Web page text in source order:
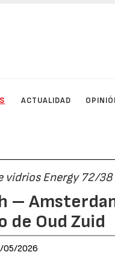
ACTUALIDAD
vidrios Energy 72/38
–
Oud Zuid
05/2026